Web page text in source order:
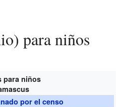
para niños
para niños
por el censo